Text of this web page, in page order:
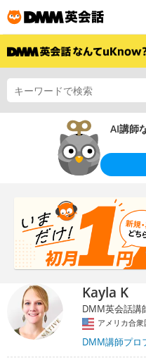
AI講師
Kayla K
DMM英会話講
アメリカ合衆
DMM講師プロ